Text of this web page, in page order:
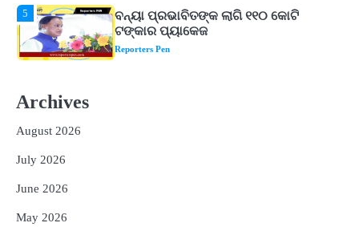
1
ଆସାମରେ ଭୟଙ୍କର ବନ୍ୟା ମୃତ୍ୟୁ ସଂଖ୍ୟା
୮୯କୁ ବୃଦ୍ଧି
Reporters Pen
Archives
August 2026
July 2026
June 2026
May 2026